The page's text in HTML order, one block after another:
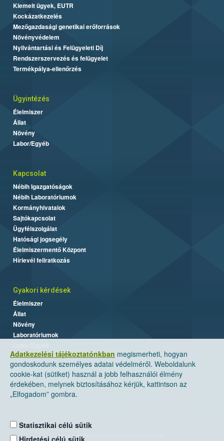
Adatkezelési tájékoztatónkban megismerheti, hogyan
gondoskodunk személyes adatai védelméről. Weboldalunk
cookie-kat (sütiket) használ a jobb felhasználói élmény
érdekében, melynek biztosításához kérjük, kattintson az
„Elfogadom” gombra.
Statisztikai célú sütik
Hirdetési célú sütik
Kiemelt ügyek, EUTR
Kockázatkezelés
Mezőgazdasági genetikai erőforrások
Növényvédelem
Nyilvántartási és Felügyeleti Díj
Rendszerszervezés és felügyelet
Termékpálya-ellenőrzés
Ügyintézés
Élelmiszer
Állat
Növény
Labor/Egyéb
Kapcsolat
Nébih Igazgatóságok
Nébih Laboratóriumok
Kormányhivatalok
Sajtókapcsolat
Ügyfélszolgálat
Hatósági jogsegély
Élelmiszermentő Központ
Hírlevél feliratkozás
Gyakori kérdések
Élelmiszer
Állat
Növény
Laboratóriumok
Nemzeti Élelmiszerlánc-biztonsági Hivatal